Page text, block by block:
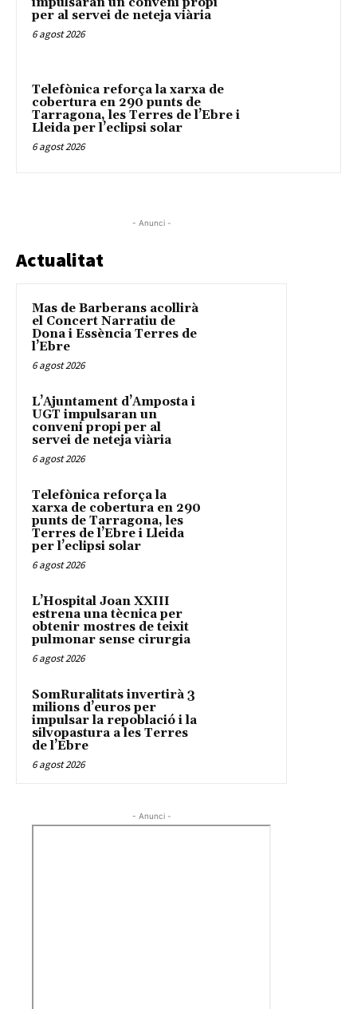
per al servei de neteja viària
6 agost 2026
Telefònica reforça la xarxa de
cobertura en 290 punts de
Tarragona, les Terres de l’Ebre i
Lleida per l’eclipsi solar
6 agost 2026
- Anunci -
Actualitat
Mas de Barberans acollirà
el Concert Narratiu de
Dona i Essència Terres de
l’Ebre
6 agost 2026
L’Ajuntament d’Amposta i
UGT impulsaran un
conveni propi per al
servei de neteja viària
6 agost 2026
Telefònica reforça la
xarxa de cobertura en 290
punts de Tarragona, les
Terres de l’Ebre i Lleida
per l’eclipsi solar
6 agost 2026
L’Hospital Joan XXIII
estrena una tècnica per
obtenir mostres de teixit
pulmonar sense cirurgia
6 agost 2026
SomRuralitats invertirà 3
milions d’euros per
impulsar la repoblació i la
silvopastura a les Terres
de l’Ebre
6 agost 2026
- Anunci -